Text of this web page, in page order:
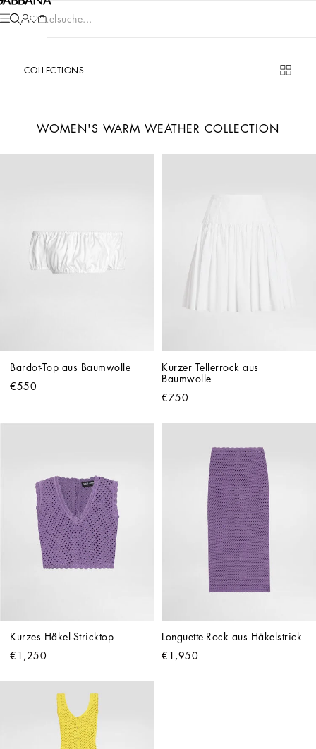
Artikelsuche...
COLLECTIONS
WOMEN'S WARM WEATHER COLLECTION
Bardot-Top aus Baumwolle
€550
Kurzer Tellerrock aus
Baumwolle
€750
Kurzes Häkel-Stricktop
€1,250
Longuette-Rock aus Häkelstrick
€1,950